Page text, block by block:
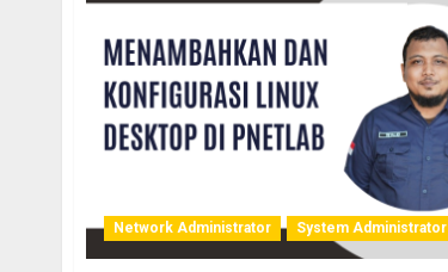
Network Administrator System Administrator